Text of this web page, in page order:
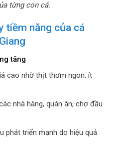
từng con cá.
tiềm năng của cá
tăng
cao nhờ thịt thơm ngon, ít
nhà hàng, quán ăn, chợ đầu
phát triển mạnh do hiệu quả